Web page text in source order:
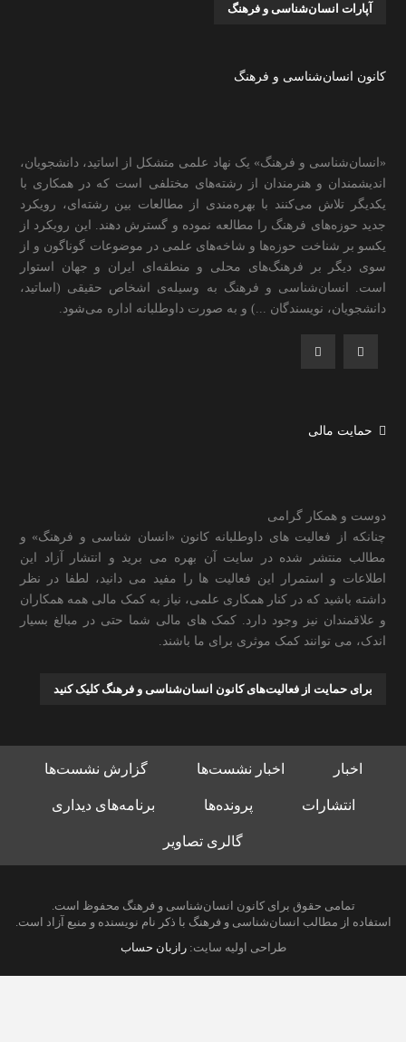
آپارات انسان‌شناسی و فرهنگ
کانون انسان‌شناسی و فرهنگ
«انسان‌شناسی و فرهنگ» یک نهاد علمی متشکل از اساتید، دانشجویان،
اندیشمندان و هنرمندان از رشته‌های مختلفی است که در همکاری با
یکدیگر تلاش می‌کنند با بهره‌مندی از مطالعات بین رشته‌ای، رویکرد
جدید حوزه‌های فرهنگ را مطالعه نموده و گسترش دهند. این رویکرد از
یکسو بر شناخت حوزه‌ها و شاخه‌های علمی در موضوعات گوناگون و از
سوی دیگر بر فرهنگ‌های محلی و منطقه‌ای ایران و جهان استوار
است. انسان‌شناسی و فرهنگ به وسیله‌ی اشخاص حقیقی (اساتید،
دانشجویان، نویسندگان ...) و به صورت داوطلبانه اداره می‌شود.
حمایت مالی
دوست و همکار گرامی
چنانکه از فعالیت های داوطلبانه کانون «انسان شناسی و فرهنگ» و
مطالب منتشر شده در سایت آن بهره می برید و انتشار آزاد این
اطلاعات و استمرار این فعالیت ها را مفید می دانید، لطفا در نظر
داشته باشید که در کنار همکاری علمی، نیاز به کمک مالی همه همکاران
و علاقمندان نیز وجود دارد. کمک های مالی شما حتی در مبالغ بسیار
اندک، می توانند کمک موثری برای ما باشند.
برای حمایت از فعالیت‌های کانون انسان‌شناسی و فرهنگ کلیک کنید
اخبار اخبار نشست‌ها گزارش نشست‌ها
انتشارات پرونده‌ها برنامه‌های دیداری
گالری تصاویر
تمامی حقوق برای کانون انسان‌شناسی و فرهنگ محفوظ است.
استفاده از مطالب انسان‌شناسی و فرهنگ با ذکر نام نویسنده و منبع آزاد است.
طراحی اولیه سایت:رازبان حساب